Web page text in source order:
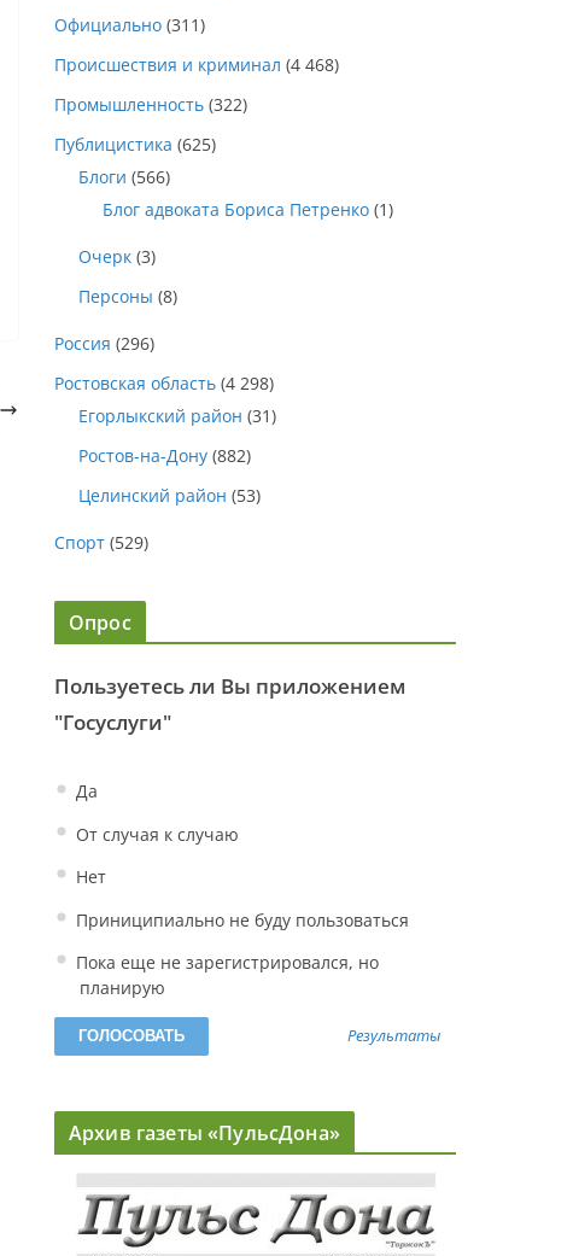
Официально (311)
Происшествия и криминал (4 468)
Промышленность (322)
Публицистика (625)
Блоги (566)
Блог адвоката Бориса Петренко (1)
Очерк (3)
Персоны (8)
Россия (296)
Ростовская область (4 298)
Егорлыкский район (31)
Ростов-на-Дону (882)
Целинский район (53)
Спорт (529)
Опрос
Пользуетесь ли Вы приложением
"Госуслуги"
Да
От случая к случаю
Нет
Приниципиально не буду пользоваться
Пока еще не зарегистрировался, но
планирую
Результаты
Архив газеты «ПульсДона»